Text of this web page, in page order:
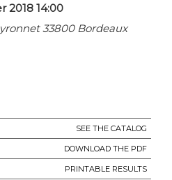
2018 14:00
33800 Bordeaux
SEE THE CATALOG
DOWNLOAD THE PDF
PRINTABLE RESULTS